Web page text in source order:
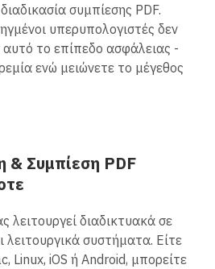
συμπίεσης PDF.
υπερυπολογιστές δεν
το επίπεδο ασφάλειας -
ενώ μειώνετε το μέγεθος
& Συμπίεση PDF
λειτουργεί διαδικτυακά σε
λειτουργικά συστήματα. Είτε
Linux, iOS ή Android, μπορείτε